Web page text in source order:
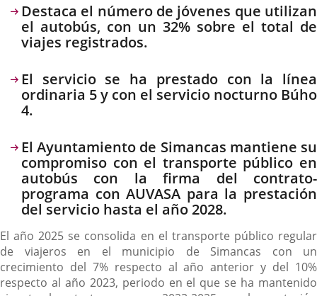
Descripción
Destaca el número de jóvenes que utilizan
el autobús, con un 32% sobre el total de
viajes registrados.
El servicio se ha prestado con la línea
ordinaria 5 y con el servicio nocturno Búho
4.
El Ayuntamiento de Simancas mantiene su
compromiso con el transporte público en
autobús con la firma del contrato-
programa con AUVASA para la prestación
del servicio hasta el año 2028.
El año 2025 se consolida en el transporte público regular
de viajeros en el municipio de Simancas con un
crecimiento del 7% respecto al año anterior y del 10%
respecto al año 2023, periodo en el que se ha mantenido